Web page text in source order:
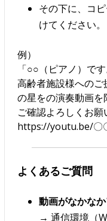
その下に、コ
けてください。
例）
「○○（ピアノ）です
高齢者施設様への
の星をの演奏動画を
ご確認よろしくお願
https://youtu.be/〇
よくあるご質問
動画がなかな
→ 通信環境（